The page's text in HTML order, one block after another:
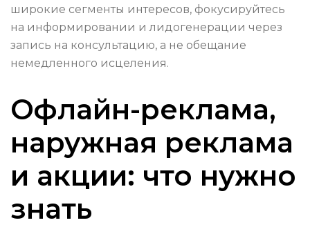
широкие сегменты интересов, фокусируйтесь
на информировании и лидогенерации через
запись на консультацию, а не обещание
немедленного исцеления.
Офлайн-реклама,
наружная реклама
и акции: что нужно
знать